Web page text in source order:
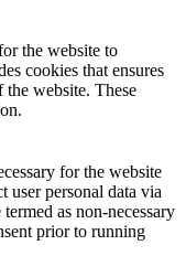
the website to
cookies that ensures
the website. These
for the website
user personal data via
as non-necessary
prior to running